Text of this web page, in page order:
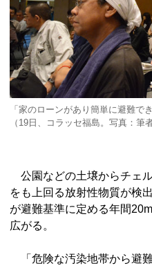
「家のローンがあり簡単に避難で
（19日、コラッセ福島。写真：筆
公園などの土壌からチェ
をも上回る放射性物質が検
が避難基準に定める年間
広がる。
「危険な汚染地帯から避